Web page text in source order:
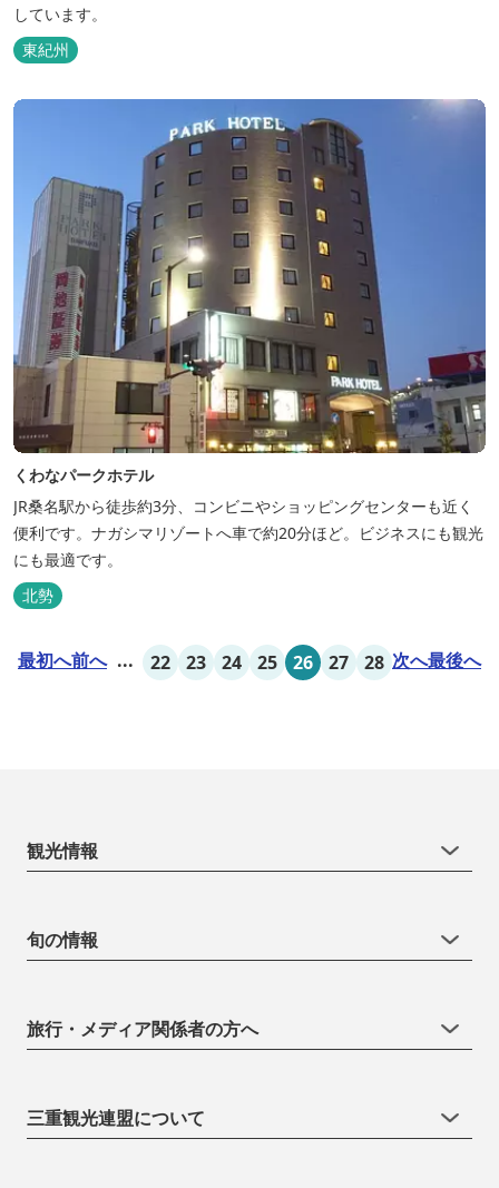
しています。
東紀州
くわなパークホテル
JR桑名駅から徒歩約3分、コンビニやショッピングセンターも近く
便利です。ナガシマリゾートへ車で約20分ほど。ビジネスにも観光
にも最適です。
北勢
最初へ前へ ... 22 23 24 25 26 27 28 次へ最後へ
観光情報
旬の情報
旅行・メディア関係者の方へ
三重観光連盟について